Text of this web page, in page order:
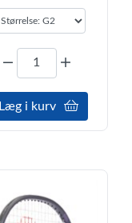
Læg i kurv